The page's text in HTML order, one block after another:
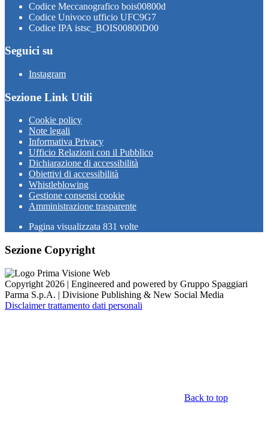
Codice Meccanografico bois00800d
Codice Univoco ufficio UFC9G7
Codice IPA istsc_BOIS00800D00
Seguici su
Instagram
Sezione Link Utili
Cookie policy
Note legali
Informativa Privacy
Ufficio Relazioni con il Pubblico
Dichiarazione di accessibilità
Obiettivi di accessibilità
Whistleblowing
Gestione consensi cookie
Amministrazione trasparente
Pagina visualizzata 831 volte
Sezione Copyright
Copyright 2026 | Engineered and powered by Gruppo Spaggiari
Parma S.p.A. | Divisione Publishing & New Social Media
Disclaimer trattamento dati personali
Back to top